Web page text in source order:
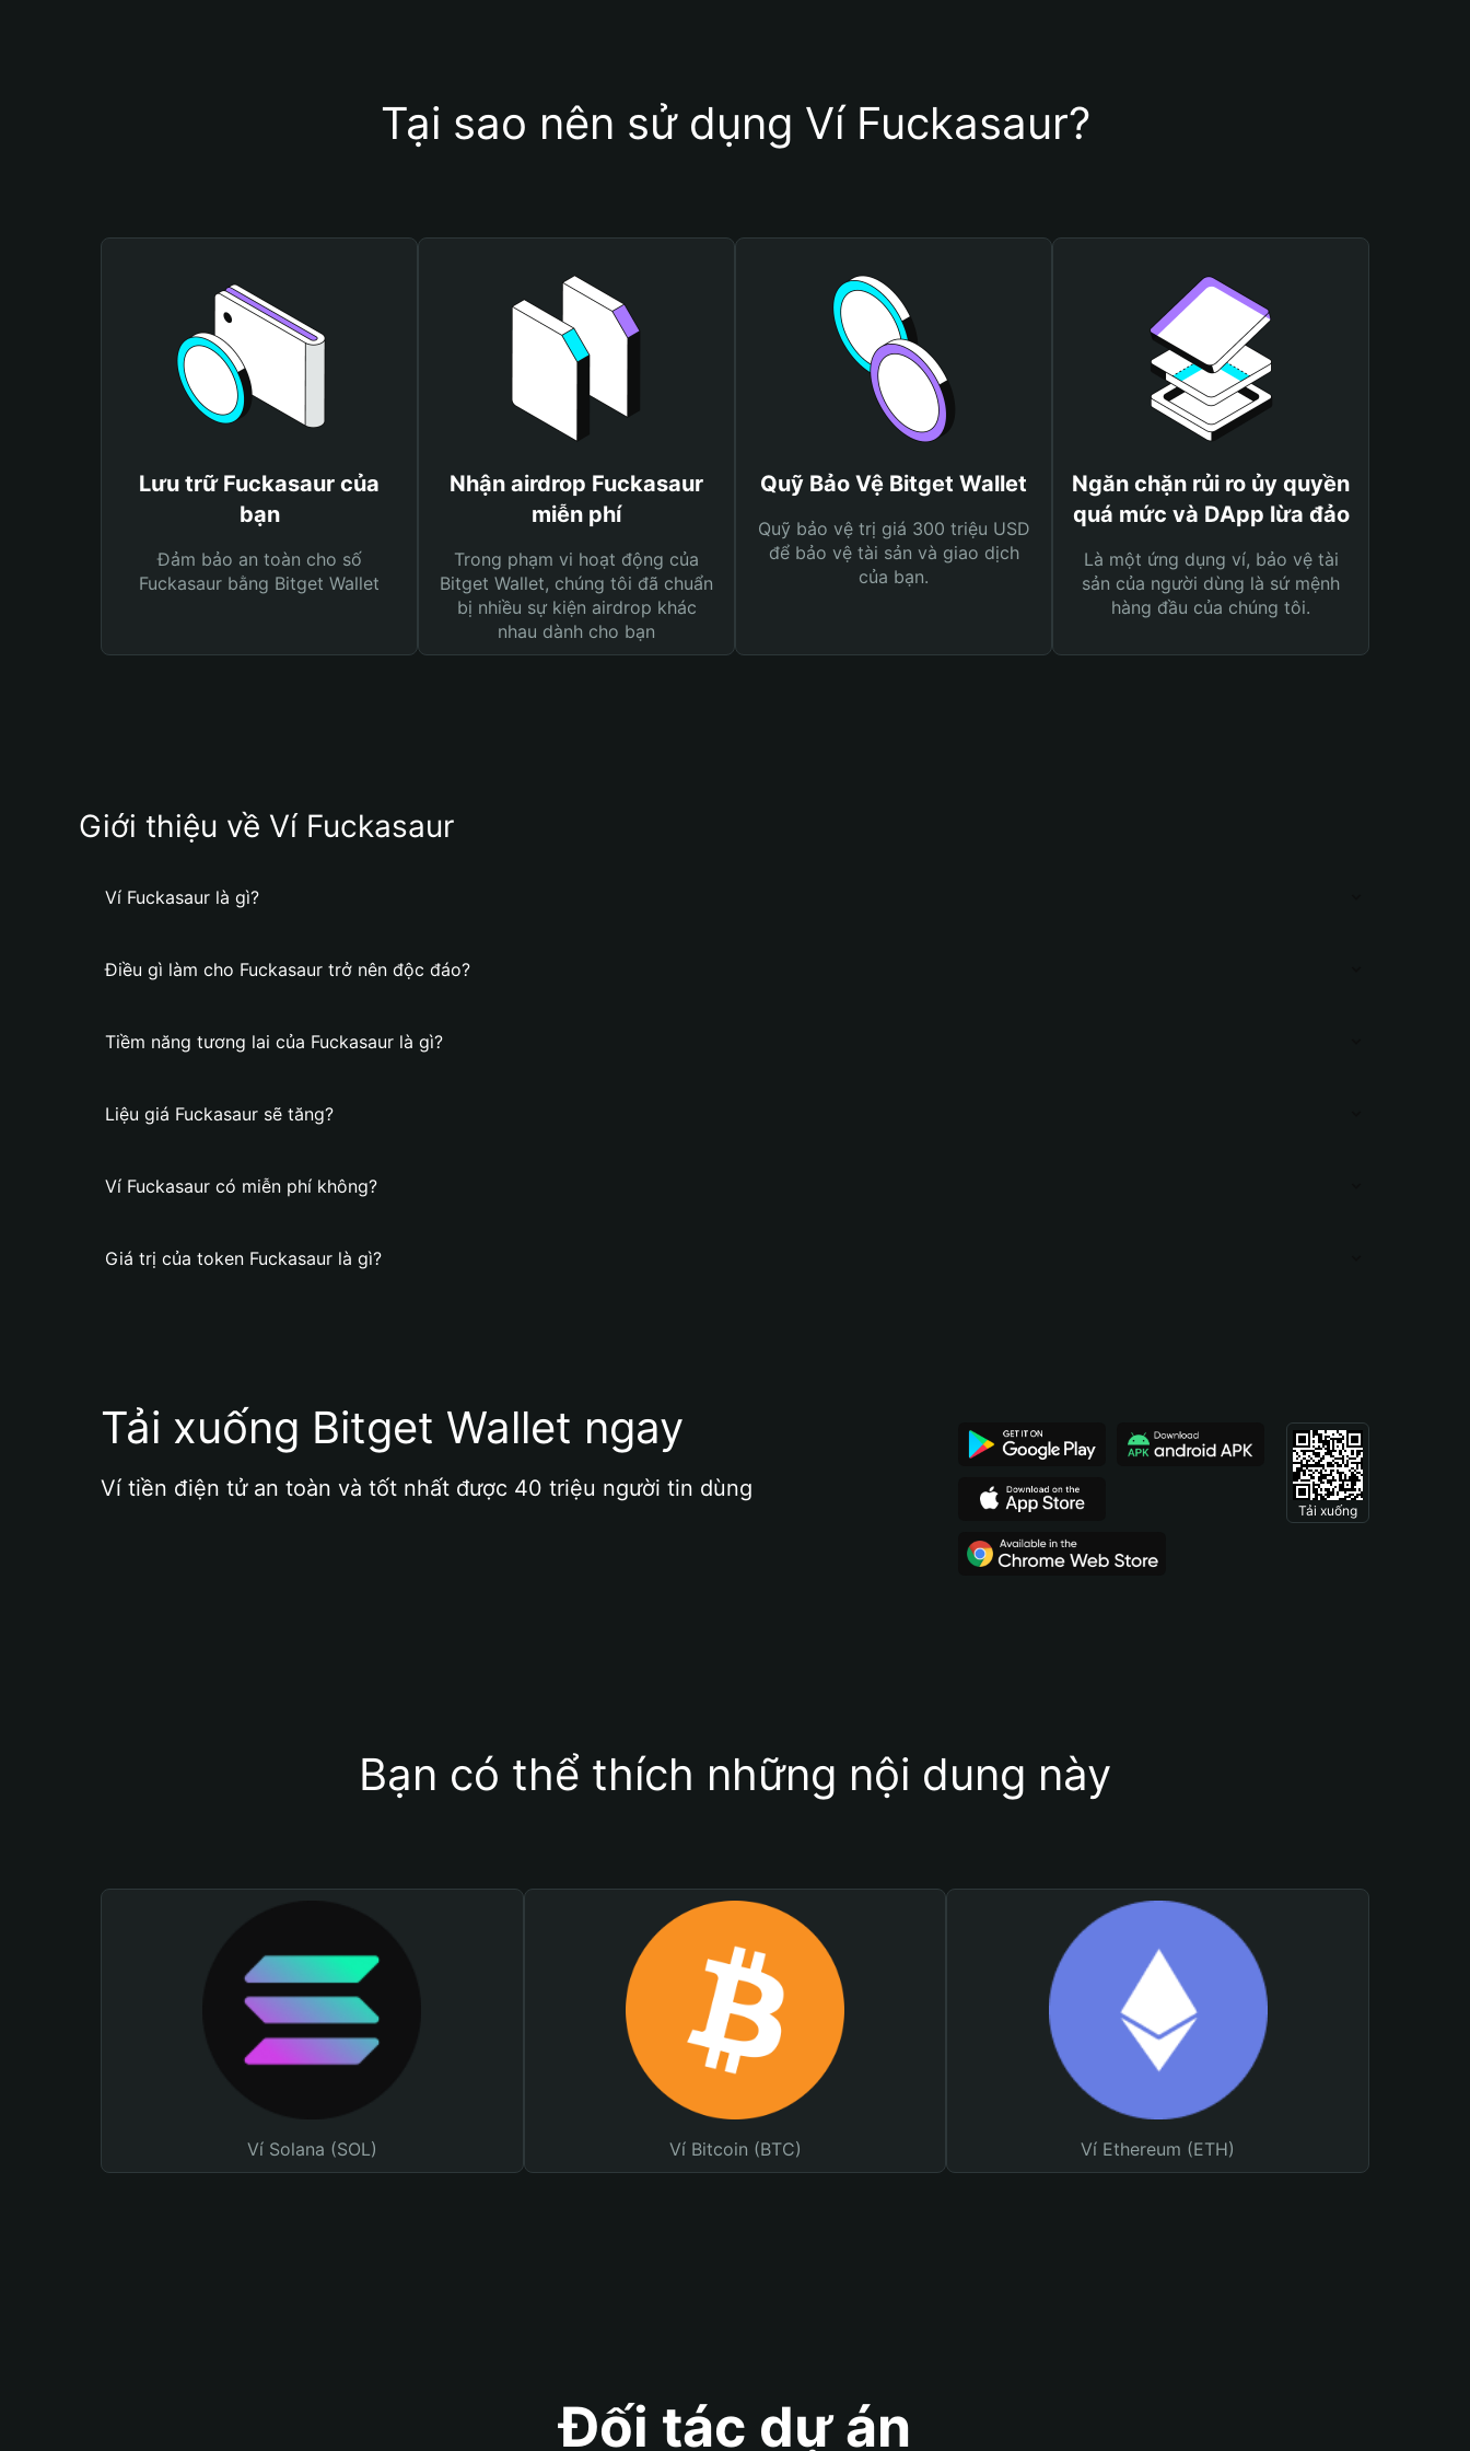
Tại sao nên sử dụng Ví Fuckasaur?
Lưu trữ Fuckasaur của
bạn
Đảm bảo an toàn cho số
Fuckasaur bằng Bitget Wallet
Nhận airdrop Fuckasaur
miễn phí
Trong phạm vi hoạt động của
Bitget Wallet, chúng tôi đã chuẩn
bị nhiều sự kiện airdrop khác
nhau dành cho bạn
Quỹ Bảo Vệ Bitget Wallet
Quỹ bảo vệ trị giá 300 triệu USD
để bảo vệ tài sản và giao dịch
của bạn.
Ngăn chặn rủi ro ủy quyền
quá mức và DApp lừa đảo
Là một ứng dụng ví, bảo vệ tài
sản của người dùng là sứ mệnh
hàng đầu của chúng tôi.
Giới thiệu về Ví Fuckasaur
Ví Fuckasaur là gì?
Điều gì làm cho Fuckasaur trở nên độc đáo?
Tiềm năng tương lai của Fuckasaur là gì?
Liệu giá Fuckasaur sẽ tăng?
Ví Fuckasaur có miễn phí không?
Giá trị của token Fuckasaur là gì?
Tải xuống Bitget Wallet ngay
Ví tiền điện tử an toàn và tốt nhất được 40 triệu người tin dùng
Tải xuống
Bạn có thể thích những nội dung này
Ví Solana (SOL) Ví Bitcoin (BTC) Ví Ethereum (ETH)
Đối tác dự án